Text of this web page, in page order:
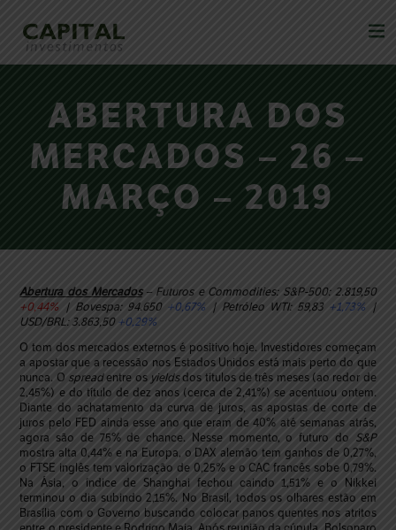
ABERTURA DOS
MERCADOS – 26 –
MARÇO – 2019
Abertura dos Mercados– Futuros e Commodities: S&P-500: 2.819,50
+0,44% | Bovespa: 94.650 +0,67% | Petróleo WTI: 59,83 +1,73% |
USD/BRL: 3.863,50 +0,29%
O tom dos mercados externos é positivo hoje. Investidores começam
a apostar que a recessão nos Estados Unidos está mais perto do que
nunca. O spreadentre os yieldsdos títulos de três meses (ao redor de
2,45%) e do título de dez anos (cerca de 2,41%) se acentuou ontem.
Diante do achatamento da curva de juros, as apostas de corte de
juros pelo FED ainda esse ano que eram de 40% até semanas atrás,
agora são de 75% de chance. Nesse momento, o futuro do S&P
mostra alta 0,44% e na Europa, o DAX alemão tem ganhos de 0,27%,
o FTSE inglês tem valorização de 0,25% e o CAC francês sobe 0,79%.
Na Ásia, o índice de Shanghai fechou caindo 1,51% e o Nikkei
terminou o dia subindo 2,15%. No Brasil, todos os olhares estão em
Brasília com o Governo buscando colocar panos quentes nos atritos